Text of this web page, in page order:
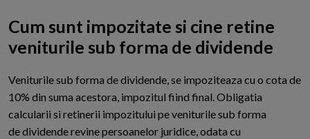
Cum sunt impozitate si cine retine
veniturile sub forma de dividende
Veniturile sub forma de dividende, se impoziteaza cu o cota de
10% din suma acestora, impozitul fiind final. Obligatia
calcularii si retinerii impozitului pe veniturile sub forma
de dividende revine persoanelor juridice, odata cu